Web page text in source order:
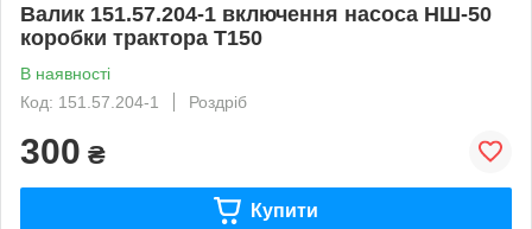
Валик 151.57.204-1 включення насоса НШ-50
коробки трактора Т150
В наявності
Код: 151.57.204-1
Роздріб
300 ₴
Купити